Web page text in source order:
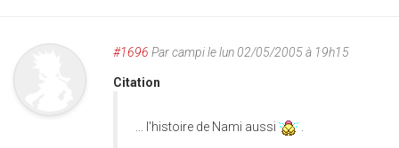
#1696 Parcampile lun 02/05/2005 à 19h15
Citation
... l'histoire de Nami aussi